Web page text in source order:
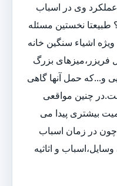
وی در اسباب
نخستین مسئله
اشیاء سنگین خانه
بزرگ
و...که حمل آنها گاهی
چنین مواقعی
بیشتری پیدا می
در زمان اسباب
و اثاثیه